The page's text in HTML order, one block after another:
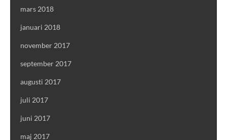
mars 2018
januari 2018
november 2017
september 2017
augusti 2017
juli 2017
juni 2017
maj 2017